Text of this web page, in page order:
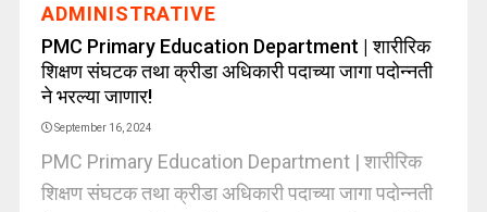
ADMINISTRATIVE
PMC Primary Education Department | शारीरिक
शिक्षण संघटक तथा क्रीडा अधिकारी पदाच्या जागा पदोन्नती
ने भरल्या जाणार!
September 16, 2024
PMC Primary Education Department | शारीरिक
शिक्षण संघटक तथा क्रीडा अधिकारी पदाच्या जागा पदोन्नती